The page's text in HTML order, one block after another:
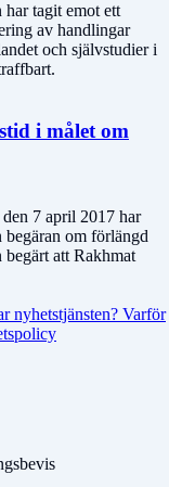
har tagit emot ett
av handlingar
och självstudier i
i målet om
7 april 2017 har
begäran om förlängd
att Rakhmat
nyhetstjänsten? Varför